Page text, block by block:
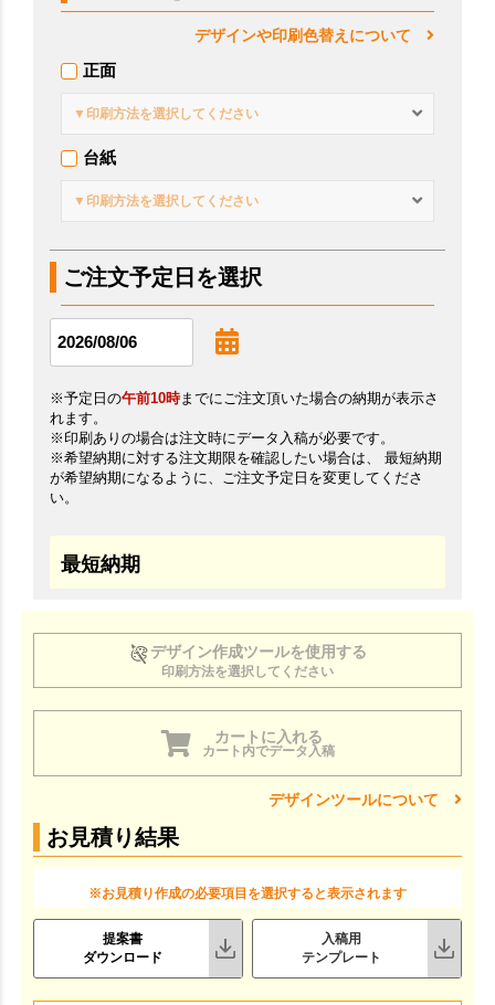
デザインや印刷色替えについて
正面
▼印刷方法を選択してください
台紙
▼印刷方法を選択してください
ご注文予定日を選択
※予定日の午前10時までにご注文頂いた場合の納期が表示さ
れます。
※印刷ありの場合は注文時にデータ入稿が必要です。
※希望納期に対する注文期限を確認したい場合は、 最短納期
が希望納期になるように、ご注文予定日を変更してくださ
い。
最短納期
デザイン作成ツールを使用する
印刷方法を選択してください
カートに入れる
カート内でデータ入稿
デザインツールについて
お見積り結果
※お見積り作成の必要項目を選択すると表示されます
提案書
ダウンロード
入稿用
テンプレート